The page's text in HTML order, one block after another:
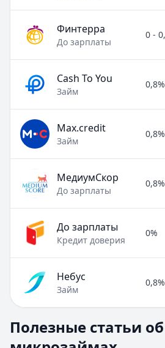
Финтерра
До зарплаты
0 -
Cash To You
Займ
0,8%
Max.credit
Займ
0,8%
МедиумСкор
До зарплаты
0,8%
До зарплаты
Кредит доверия
0%
Небус
Займ
0,8%
Раздел:МФО и микрозаймы.
Займ под расписку
Полезные статьи